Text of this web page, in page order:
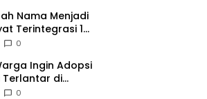
Nama Menjadi
Terintegrasi 1
0
Ingin Adopsi
Terlantar di
Tunggu
0